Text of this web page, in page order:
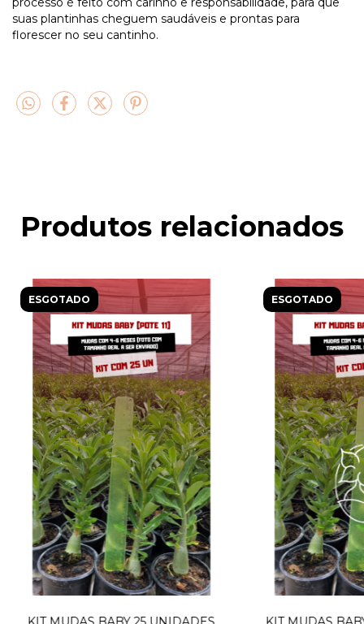
suas plantinhas cheguem saudáveis e prontas para
florescer no seu cantinho.
Produtos relacionados
ESGOTADO ESGOTADO